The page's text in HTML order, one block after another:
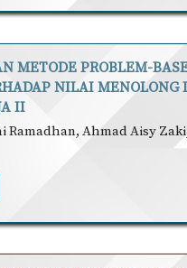
METODE PROBLEM-
NILAI
II
Ramadhan, Ahmad Aisy